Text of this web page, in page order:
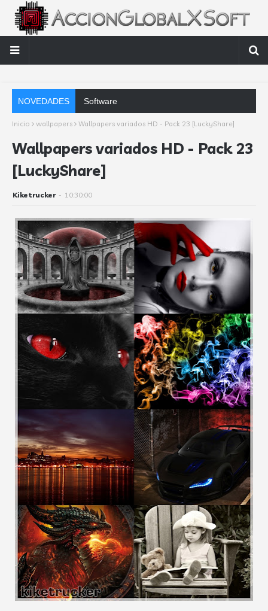
NOVEDADES Software contable automático: factores cla
Inicio wallpapers Wallpapers variados HD - Pack 23 [LuckyShare]
Wallpapers variados HD - Pack 23
[LuckyShare]
Kiketrucker - 10:30:00